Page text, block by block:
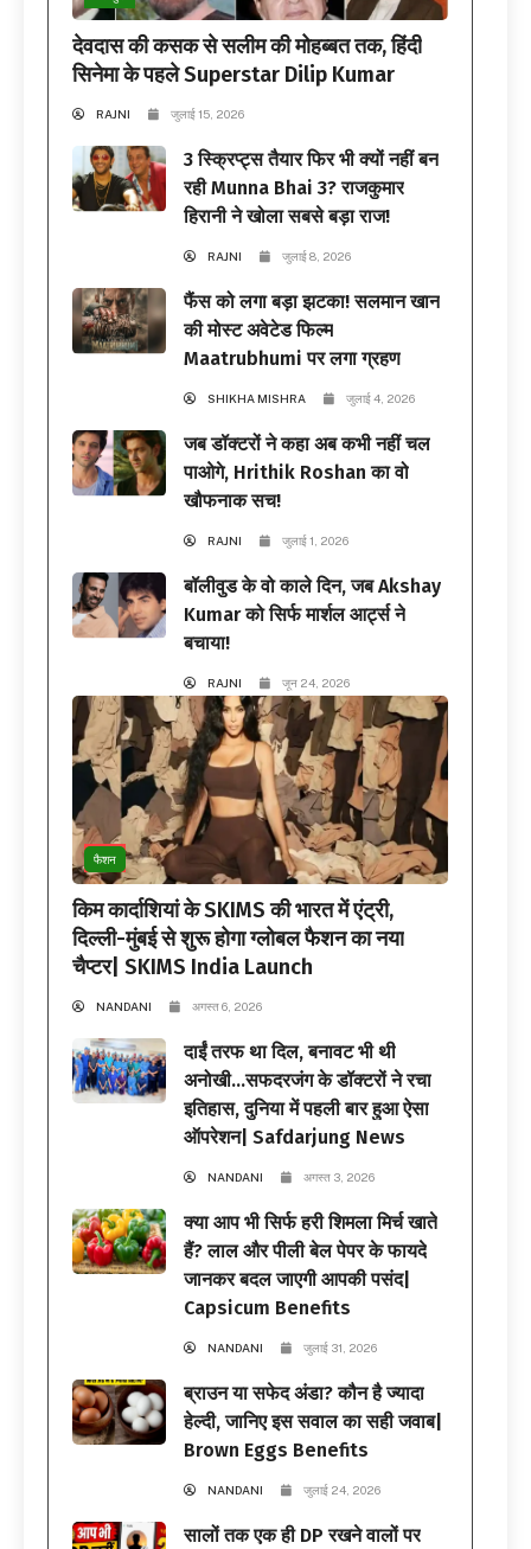
देवदास की कसक से सलीम की मोहब्बत तक, हिंदी
सिनेमा के पहले Superstar Dilip Kumar
RAJNI जुलाई 15, 2026
3 स्क्रिप्ट्स तैयार फिर भी क्यों नहीं बन
रही Munna Bhai 3? राजकुमार
हिरानी ने खोला सबसे बड़ा राज!
RAJNI जुलाई 8, 2026
फैंस को लगा बड़ा झटका! सलमान खान
की मोस्ट अवेटेड फिल्म
Maatrubhumi पर लगा ग्रहण
SHIKHA MISHRA जुलाई 4, 2026
जब डॉक्टरों ने कहा अब कभी नहीं चल
पाओगे, Hrithik Roshan का वो
खौफनाक सच!
RAJNI जुलाई 1, 2026
बॉलीवुड के वो काले दिन, जब Akshay
Kumar को सिर्फ मार्शल आर्ट्स ने
बचाया!
RAJNI जून 24, 2026
फैशन
किम कार्दाशियां के SKIMS की भारत में एंट्री,
दिल्ली-मुंबई से शुरू होगा ग्लोबल फैशन का नया
चैप्टर| SKIMS India Launch
NANDANI अगस्त 6, 2026
दाईं तरफ था दिल, बनावट भी थी
अनोखी…सफदरजंग के डॉक्टरों ने रचा
इतिहास, दुनिया में पहली बार हुआ ऐसा
ऑपरेशन| Safdarjung News
NANDANI अगस्त 3, 2026
क्या आप भी सिर्फ हरी शिमला मिर्च खाते
हैं? लाल और पीली बेल पेपर के फायदे
जानकर बदल जाएगी आपकी पसंद|
Capsicum Benefits
NANDANI जुलाई 31, 2026
ब्राउन या सफेद अंडा? कौन है ज्यादा
हेल्दी, जानिए इस सवाल का सही जवाब|
Brown Eggs Benefits
NANDANI जुलाई 24, 2026
सालों तक एक ही DP रखने वालों पर